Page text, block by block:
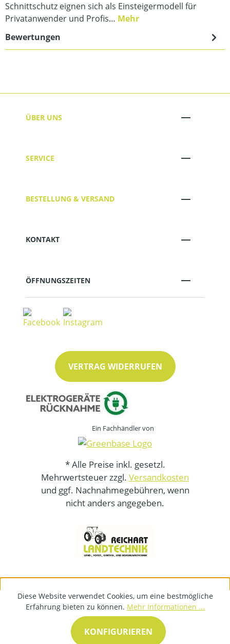
Schnittschutz eignen sich als Einsteigermodell für
Privatanwender und Profis… Mehr
Bewertungen
ÜBER UNS
SERVICE
BESTELLUNG & VERSAND
KONTAKT
ÖFFNUNGSZEITEN
VERTRAG WIDERRUFEN
Ein Fachhändler von
* Alle Preise inkl. gesetzl.
Mehrwertsteuer zzgl. Versandkosten
und ggf. Nachnahmegebühren, wenn
nicht anders angegeben.
Diese Website verwendet Cookies, um eine bestmögliche
Erfahrung bieten zu können. Mehr Informationen ...
KONFIGURIEREN